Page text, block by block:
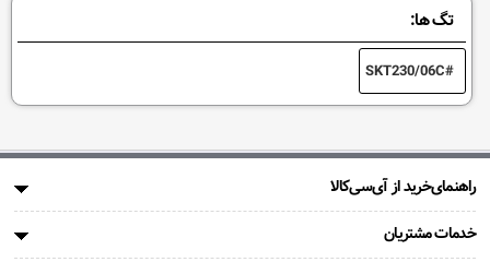
تگ ها:
SKT230/06C
راهنمای‌خرید از آی‌سی‌کالا
خدمات مشتریان